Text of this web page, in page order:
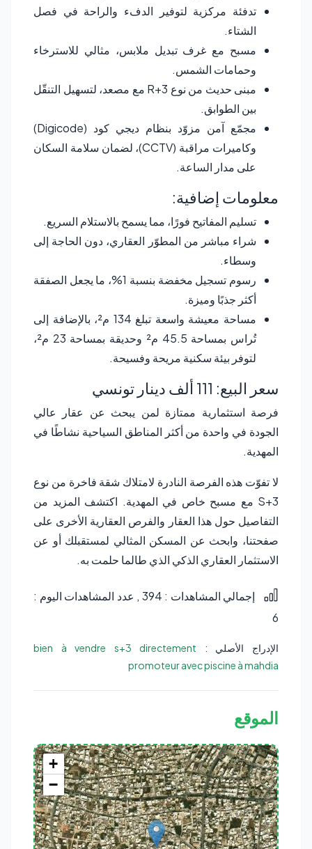
تدفئة مركزية لتوفير الدفء والراحة في فصل
الشتاء.
مسبح مع غرف تبديل ملابس، مثالي للاسترخاء
وحمامات الشمس.
مبنى حديث من نوع R+3 مع مصعد، لتسهيل التنقّل
بين الطوابق.
مجمّع آمن مزوّد بنظام ديجي كود (Digicode)
وكاميرات مراقبة (CCTV)، لضمان سلامة السكان
على مدار الساعة.
معلومات إضافية:
تسليم المفاتيح فورًا، مما يسمح بالاستلام السريع.
شراء مباشر من المطوّر العقاري، دون الحاجة إلى
وسطاء.
رسوم تسجيل مخفضة بنسبة 1%، ما يجعل الصفقة
أكثر جذبًا وميزة.
مساحة معيشة واسعة تبلغ 134 م²، بالإضافة إلى
تُراس بمساحة 45.5 م² وحديقة بمساحة 23 م²،
لتوفر بيئة سكنية مريحة وفسيحة.
سعر البيع: 111 ألف دينار تونسي
فرصة استثمارية ممتازة لمن يبحث عن عقار عالي
الجودة في واحدة من أكثر المناطق السياحية نشاطًا في
المهدية.
لا تفوّت هذه الفرصة النادرة لامتلاك شقة فاخرة من نوع
S+3 مع مسبح خاص في المهدية. اكتشف المزيد من
التفاصيل حول هذا العقار والفرص العقارية الأخرى على
صفحتنا، وابحث عن المسكن المثالي لمستقبلك أو عن
الاستثمار العقاري الذكي الذي طالما حلمت به.
إجمالي المشاهدات : 394
, عدد المشاهدات اليوم :
6
الإدراج الأصلي : bien à vendre s+3 directement
promoteur avec piscine à mahdia
الموقع
+
−